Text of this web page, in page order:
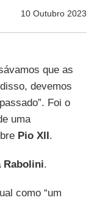
10 Outubro 2023
que as
devemos
Foi o
uma
Pio XII.
Rabolini.
como “um